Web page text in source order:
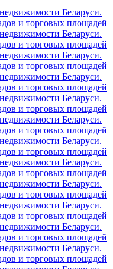
Беларуси.
и торговых площадей
Беларуси.
и торговых площадей
Беларуси.
и торговых площадей
Беларуси.
и торговых площадей
Беларуси.
и торговых площадей
Беларуси.
и торговых площадей
Беларуси.
и торговых площадей
Беларуси.
и торговых площадей
Беларуси.
и торговых площадей
Беларуси.
и торговых площадей
Беларуси.
и торговых площадей
Беларуси.
и торговых площадей